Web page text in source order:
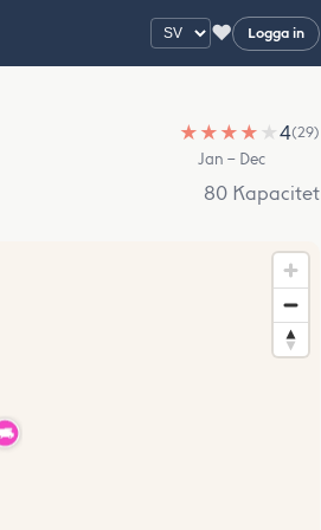
♥ Logga in
★ ★ ★ ★ ★4(29)
Jan – Dec
80 Kapacitet